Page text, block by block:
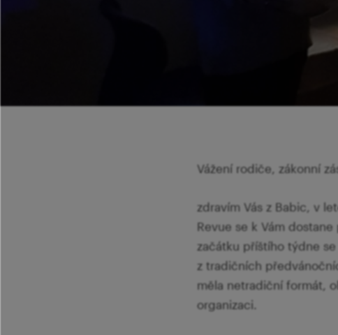
Vážení rodiče, zákonní
zdravím Vás z Babic, v
Revue se k Vám
začátku příštího týdne
z tradičních
měla netradiční formát,
organizaci.